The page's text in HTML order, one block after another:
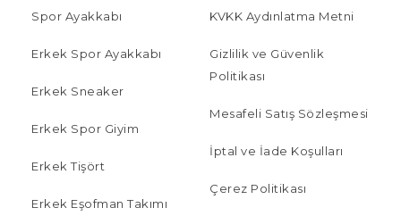
Spor Ayakkabı
Erkek Spor Ayakkabı
Erkek Sneaker
Erkek Spor Giyim
Erkek Tişört
Erkek Eşofman Takımı
KVKK Aydınlatma Metni
Gizlilik ve Güvenlik
Politikası
Mesafeli Satış Sözleşmesi
İptal ve İade Koşulları
Çerez Politikası